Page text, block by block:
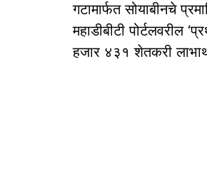
गटामार्फत सोयाबीनचे
महाडीबीटी पोर्टलवरील
हजार ४३१ शेतकरी